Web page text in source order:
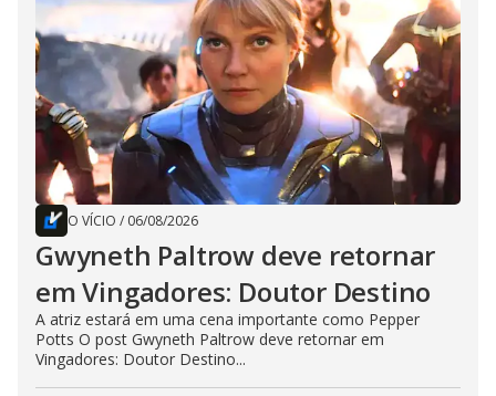
O VÍCIO / 06/08/2026
Gwyneth Paltrow deve retornar
em Vingadores: Doutor Destino
A atriz estará em uma cena importante como Pepper
Potts O post Gwyneth Paltrow deve retornar em
Vingadores: Doutor Destino...